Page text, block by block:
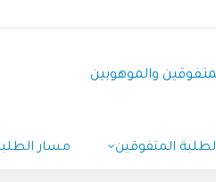
والموهوبين
المتفوقين مسار